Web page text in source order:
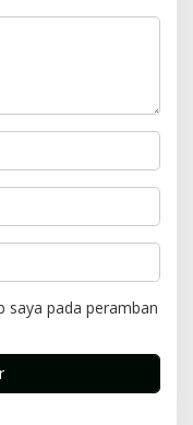
saya pada peramban